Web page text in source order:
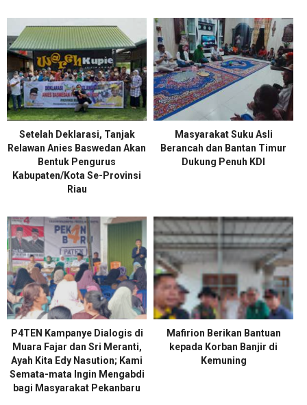
Setelah Deklarasi, Tanjak
Relawan Anies Baswedan Akan
Bentuk Pengurus
Kabupaten/Kota Se-Provinsi
Riau
Masyarakat Suku Asli
Berancah dan Bantan Timur
Dukung Penuh KDI
P4TEN Kampanye Dialogis di
Muara Fajar dan Sri Meranti,
Ayah Kita Edy Nasution; Kami
Semata-mata Ingin Mengabdi
bagi Masyarakat Pekanbaru
Mafirion Berikan Bantuan
kepada Korban Banjir di
Kemuning